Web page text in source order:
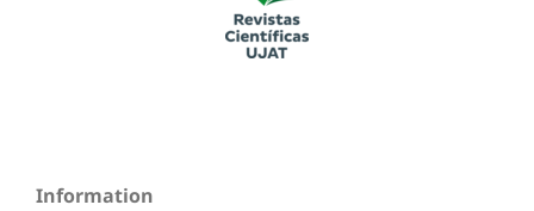
Information